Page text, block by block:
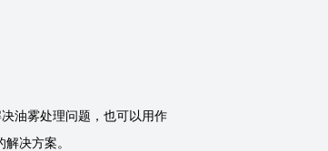
油雾处理问题，也可以用作
决方案。